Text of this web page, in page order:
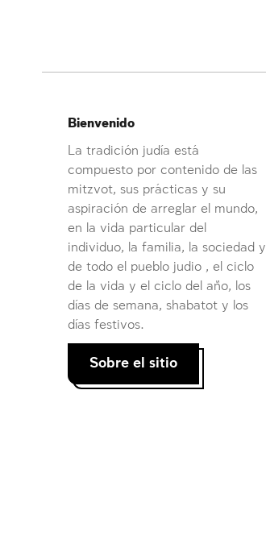
Bienvenido
La tradición judía está
compuesto por contenido de las
mitzvot, sus prácticas y su
aspiración de arreglar el mundo,
en la vida particular del
individuo, la familia, la sociedad y
de todo el pueblo judio , el ciclo
de la vida y el ciclo del año, los
días de semana, shabatot y los
días festivos.
Sobre el sitio